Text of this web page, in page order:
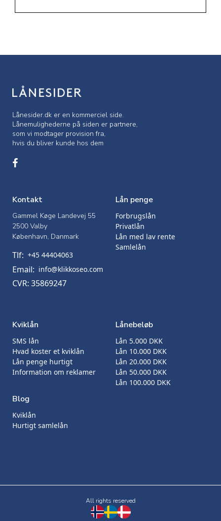
Lånesider.dk er en kommerciel side.
Lånemulighederne på siden er partnere,
som vi modtager provision fra,
hvis du bliver kunde hos dem
Kontakt
Gammel Køge Landevej 55
2500 Valby
København, Danmark
Tlf: +45 44404063
Email: info@klikkoseo.com
CVR: 35869247
Lån penge
Forbrugslån
Privatlån
Lån med lav rente
Samlelån
Kviklån
SMS lån
Hvad koster et kviklån
Lån penge hurtigt
Information om reklamer
Blog
Kviklån
Hurtigt samlelån
Lånebeløb
Lån 5.000 DKK
Lån 10.000 DKK
Lån 20.000 DKK
Lån 50.000 DKK
Lån 100.000 DKK
All rights reserved